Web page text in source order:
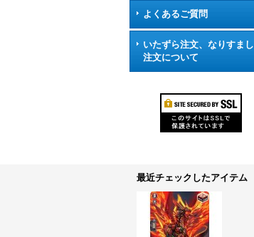
よくあるご質問
いたずら注文、なりすまし
注文について
最近チェックしたアイテム